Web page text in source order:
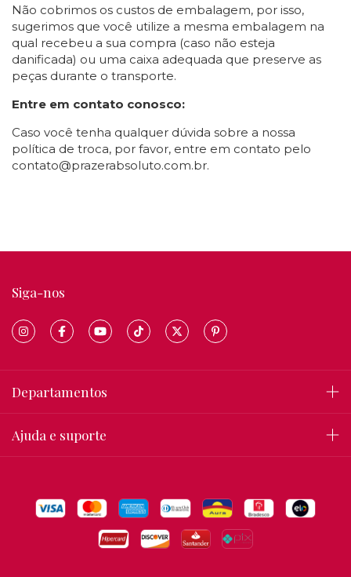
Não cobrimos os custos de embalagem, por isso,
sugerimos que você utilize a mesma embalagem na
qual recebeu a sua compra (caso não esteja
danificada) ou uma caixa adequada que preserve as
peças durante o transporte.
Entre em contato conosco:
Caso você tenha qualquer dúvida sobre a nossa
política de troca, por favor, entre em contato pelo
contato@prazerabsoluto.com.br.
Siga-nos
Departamentos
Ajuda e suporte